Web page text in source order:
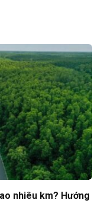
nhiêu km? Hướng